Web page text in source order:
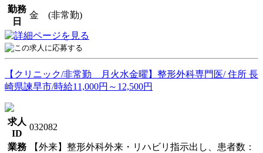
勤務
日
金 (非常勤)
【クリニック/非常勤 月火水金曜】整形外科専門医/ 住所 長
崎県諫早市/時給11,000円～12,500円
求人
ID
032082
業務
【外来】整形外科外来・リハビリ指示出し、患者数：